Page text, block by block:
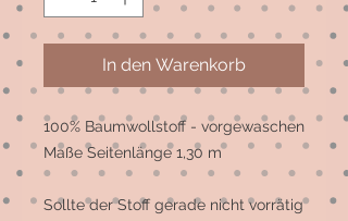
In den Warenkorb
100% Baumwollstoff - vorgewaschen
Maße Seitenlänge 1,30 m
Sollte der Stoff gerade nicht vorrätig